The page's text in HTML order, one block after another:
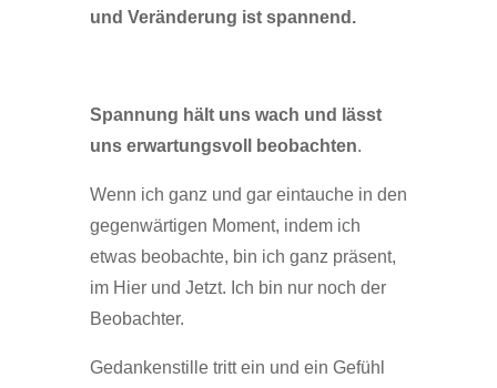
und Veränderung ist spannend.
Spannung hält uns wach und lässt
uns erwartungsvoll beobachten.
Wenn ich ganz und gar eintauche in den
gegenwärtigen Moment, indem ich
etwas beobachte, bin ich ganz präsent,
im Hier und Jetzt. Ich bin nur noch der
Beobachter.
Gedankenstille tritt ein und ein Gefühl